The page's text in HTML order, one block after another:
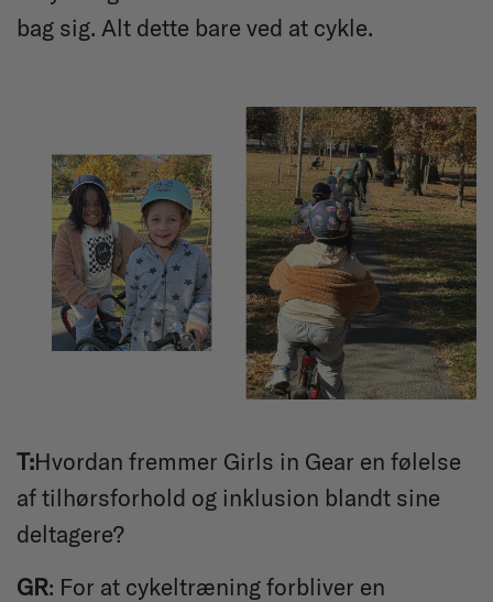
bag sig. Alt dette bare ved at cykle.
T:Hvordan fremmer Girls in Gear en følelse
af tilhørsforhold og inklusion blandt sine
deltagere?
GR: For at cykeltræning forbliver en